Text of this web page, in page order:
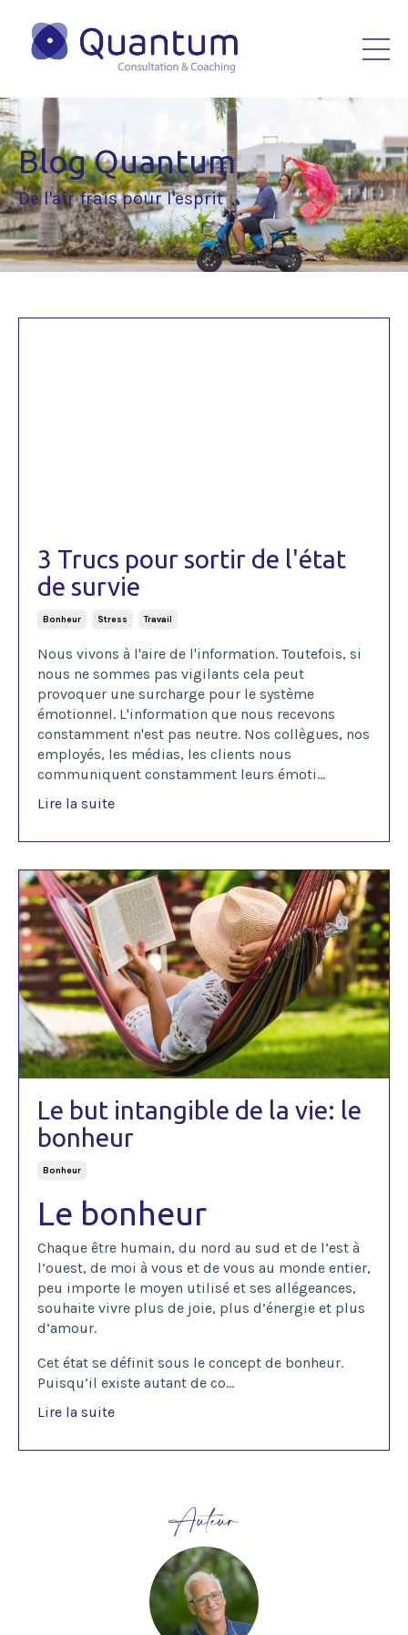
Blog Quantum
De l'air frais pour l'esprit
3 Trucs pour sortir de l'état
de survie
Bonheur Stress Travail
Nous vivons à l'aire de l'information. Toutefois, si
nous ne sommes pas vigilants cela peut
provoquer une surcharge pour le système
émotionnel. L'information que nous recevons
constamment n'est pas neutre. Nos collègues, nos
employés, les médias, les clients nous
communiquent constamment leurs émoti...
Lire la suite
Le but intangible de la vie: le
bonheur
Bonheur
Le bonheur
Chaque être humain, du nord au sud et de l’est à
l’ouest, de moi à vous et de vous au monde entier,
peu importe le moyen utilisé et ses allégeances,
souhaite vivre plus de joie, plus d’énergie et plus
d’amour.
Cet état se définit sous le concept de bonheur.
Puisqu’il existe autant de co...
Lire la suite
Auteur